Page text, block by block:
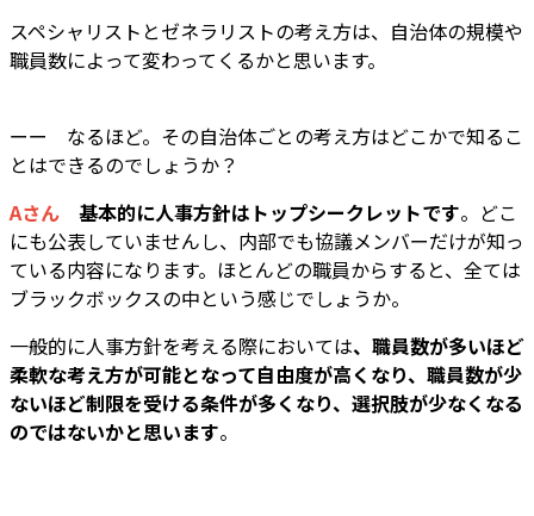
スペシャリストとゼネラリストの考え方は、自治体の規模や
職員数によって変わってくるかと思います。
ーー なるほど。その自治体ごとの考え方はどこかで知るこ
とはできるのでしょうか？
Aさん
基本的に人事方針はトップシークレットです。どこ
にも公表していませんし、内部でも協議メンバーだけが知っ
ている内容になります。ほとんどの職員からすると、全ては
ブラックボックスの中という感じでしょうか。
一般的に人事方針を考える際においては、職員数が多いほど
柔軟な考え方が可能となって自由度が高くなり、職員数が少
ないほど制限を受ける条件が多くなり、選択肢が少なくなる
のではないかと思います。